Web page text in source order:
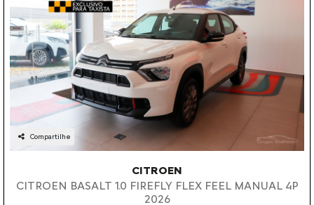
Compartilhe
CITROEN
CITROEN BASALT 1.0 FIREFLY FLEX FEEL MANUAL 4P
2026